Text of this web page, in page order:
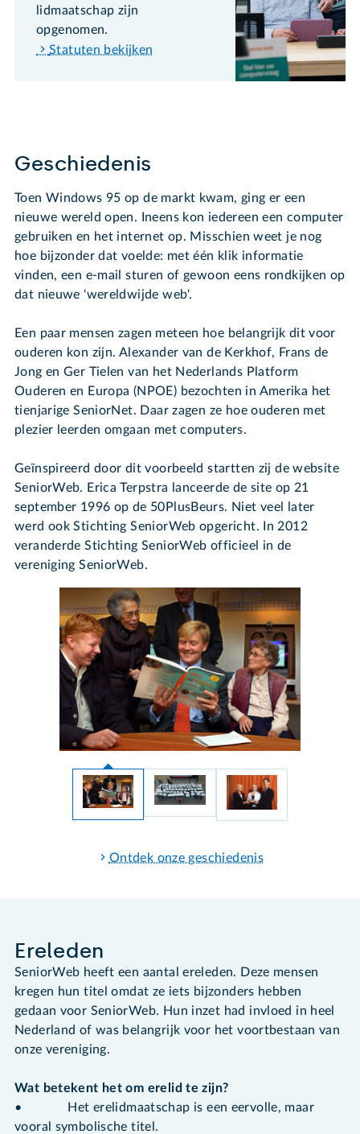
lidmaatschap zijn
opgenomen.
Statuten bekijken
Geschiedenis
Toen Windows 95 op de markt kwam, ging er een
nieuwe wereld open. Ineens kon iedereen een computer
gebruiken en het internet op. Misschien weet je nog
hoe bijzonder dat voelde: met één klik informatie
vinden, een e-mail sturen of gewoon eens rondkijken op
dat nieuwe 'wereldwijde web'.
Een paar mensen zagen meteen hoe belangrijk dit voor
ouderen kon zijn. Alexander van de Kerkhof, Frans de
Jong en Ger Tielen van het Nederlands Platform
Ouderen en Europa (NPOE) bezochten in Amerika het
tienjarige SeniorNet. Daar zagen ze hoe ouderen met
plezier leerden omgaan met computers.
Geïnspireerd door dit voorbeeld startten zij de website
SeniorWeb. Erica Terpstra lanceerde de site op 21
september 1996 op de 50PlusBeurs. Niet veel later
werd ook Stichting SeniorWeb opgericht. In 2012
veranderde Stichting SeniorWeb officieel in de
vereniging SeniorWeb.
Ontdek onze geschiedenis
Ereleden
SeniorWeb heeft een aantal ereleden. Deze mensen
kregen hun titel omdat ze iets bijzonders hebben
gedaan voor SeniorWeb. Hun inzet had invloed in heel
Nederland of was belangrijk voor het voortbestaan van
onze vereniging.
Wat betekent het om erelid te zijn?
• Het erelidmaatschap is een eervolle, maar
vooral symbolische titel.